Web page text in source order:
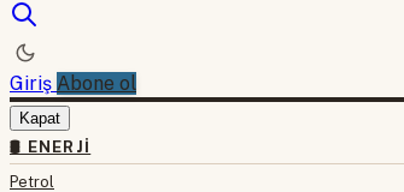
Giriş Abone ol
Kapat
🛢 ENERJI
Petrol